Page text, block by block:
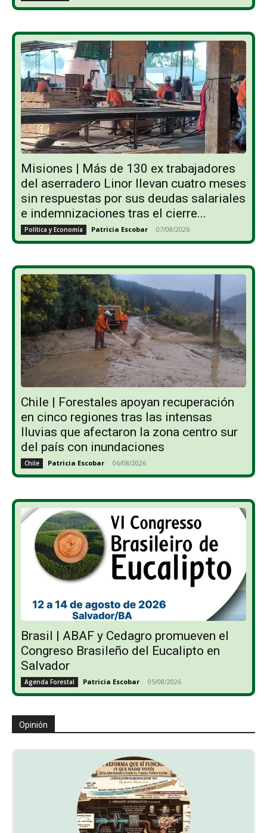
Misiones | Más de 130 ex trabajadores
del aserradero Linor llevan cuatro meses
sin respuestas por sus deudas salariales
e indemnizaciones tras el cierre...
Política y Economía Patricia Escobar - 07/08/2026
Chile | Forestales apoyan recuperación
en cinco regiones tras las intensas
lluvias que afectaron la zona centro sur
del país con inundaciones
Chile Patricia Escobar - 06/08/2026
Brasil | ABAF y Cedagro promueven el
Congreso Brasileño del Eucalipto en
Salvador
Agenda Forestal Patricia Escobar - 05/08/2026
Opinión